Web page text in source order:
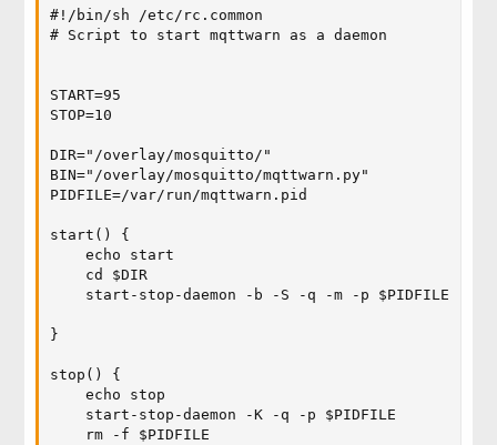
#!/bin/sh /etc/rc.common
# Script to start mqttwarn as a daemon
START=95
STOP=10
DIR="/overlay/mosquitto/"
BIN="/overlay/mosquitto/mqttwarn.py"
PIDFILE=/var/run/mqttwarn.pid
start() {
    echo start
    cd $DIR
start-stop-daemon -b -S -q -m -p $PIDFILE -x
}
stop() {
    echo stop
    start-stop-daemon -K -q -p $PIDFILE
    rm -f $PIDFILE